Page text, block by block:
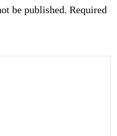
be published. Required